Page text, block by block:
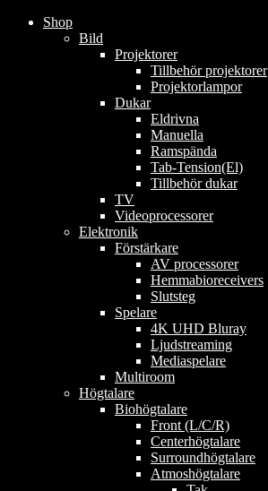
Shop
Bild
Projektorer
Tillbehör projektorer
Projektorlampor
Dukar
Eldrivna
Manuella
Ramspända
Tab-Tension(El)
Tillbehör dukar
TV
Videoprocessorer
Elektronik
Förstärkare
AV processorer
Hemmabioreceivers
Slutsteg
Spelare
4K UHD Bluray
Ljudstreaming
Mediaspelare
Multiroom
Högtalare
Biohögtalare
Front (L/C/R)
Centerhögtalare
Surroundhögtalare
Atmoshögtalare